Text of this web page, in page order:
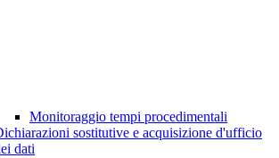
Monitoraggio tempi procedimentali
sostitutive e acquisizione d'ufficio
dati